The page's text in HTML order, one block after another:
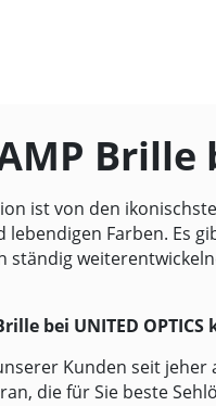
Brille
ist von den
Farben. Es
ständig
bei UNITED OPTICS
Kunden seit jeher
die für Sie beste